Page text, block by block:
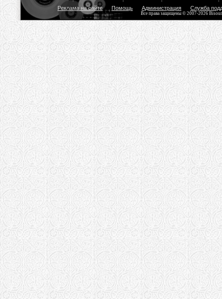
Реклама на сайте Помощь Администрация Служба
Все права защищены © 2007-2026